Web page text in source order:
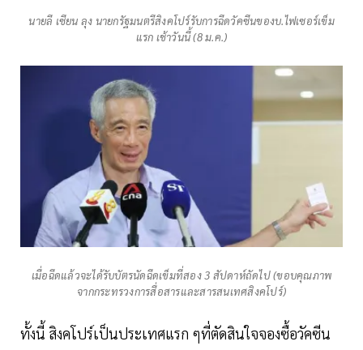
นายลี เซียน ลุง นายกรัฐมนตรีสิงคโปร์รับการฉีดวัคซีนของบ.ไฟเซอร์เข็ม
แรก เช้าวันนี้ (8 ม.ค.)
เมื่อฉีดแล้วจะได้รับบัตรนัดฉีดเข็มที่สอง 3 สัปดาห์ถัดไป (ขอบคุณภาพ
จากกระทรวงการสื่อสารและสารสนเทศสิงคโปร์)
ทั้งนี้ สิงคโปร์เป็นประเทศแรก ๆที่ตัดสินใจจองซื้อวัคซีน